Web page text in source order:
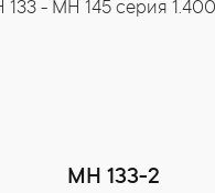
- МН 145 серия
МН 133-2